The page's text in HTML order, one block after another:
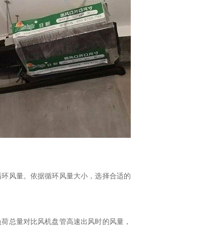
风量。依据循环风量大小，选择合适的
量对比风机盘管高速出风时的风量，